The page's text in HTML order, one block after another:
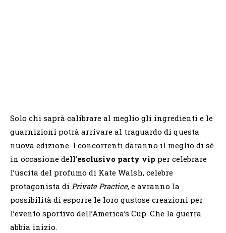
Solo chi saprà calibrare al meglio gli ingredienti e le
guarnizioni potrà arrivare al traguardo di questa
nuova edizione. I concorrenti daranno il meglio di sé
in occasione dell’esclusivo party vip per celebrare
l’uscita del profumo di Kate Walsh, celebre
protagonista di Private Practice, e avranno la
possibilità di esporre le loro gustose creazioni per
l’evento sportivo dell’America’s Cup. Che la guerra
abbia inizio.